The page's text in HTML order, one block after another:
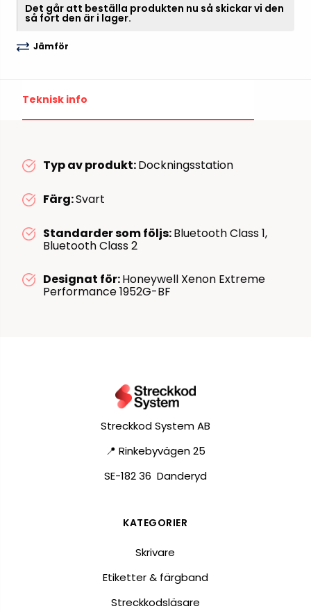
Det går att beställa produkten nu så skickar vi den
så fort den är i lager.
Jämför
Teknisk info
Typ av produkt:Dockningsstation
Färg:Svart
Standarder som följs:Bluetooth Class 1,
Bluetooth Class 2
Designat för:Honeywell Xenon Extreme
Performance 1952G-BF
Streckkod System AB
📍 Rinkebyvägen 25
SE-182 36 Danderyd
KATEGORIER
Skrivare
Etiketter & färgband
Streckkodsläsare